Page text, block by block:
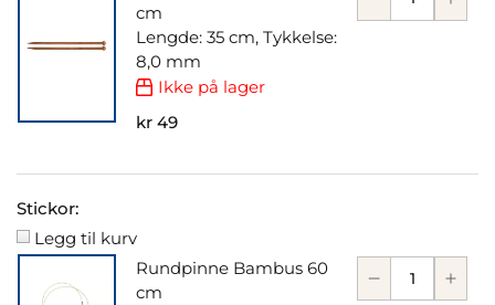
cm
Lengde: 35 cm, Tykkelse:
8,0 mm
Ikke på lager
kr 49
Stickor:
Legg til kurv
Rundpinne Bambus 60
cm